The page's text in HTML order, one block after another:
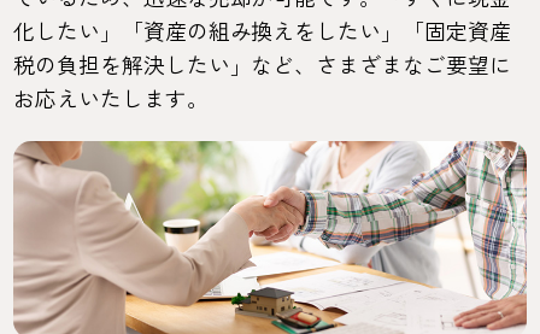
化したい」「資産の組み換えをしたい」「固定資産
税の負担を解決したい」など、さまざまなご要望に
お応えいたします。